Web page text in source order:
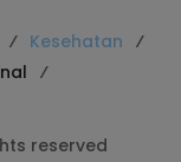
Kesehatan
reserved